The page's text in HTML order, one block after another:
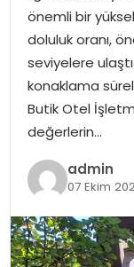
MAGAZIN
DÜNYA
OTOMOBIL
önemli bir
doluluk oranı,
seviyelere
konaklama
Butik Otel
değerlerin…
admin
07 Ekim